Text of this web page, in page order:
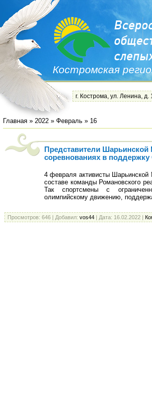
Костромская
г. Кострома, ул. Ленина, д.
Главная » 2022 » Февраль » 16
Представители
соревнованиях в
4 февраля активисты
составе команды Романовского
Так спортсмены с
олимпийскому движению,
Просмотров: 646 | Добавил: vos44 | Дата: 16.02.2022 |